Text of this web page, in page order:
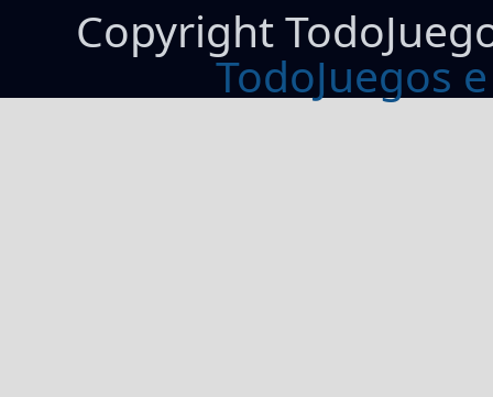
Copyright
TodoJuegos